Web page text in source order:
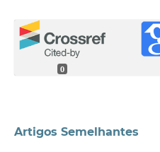
0
Artigos Semelhantes